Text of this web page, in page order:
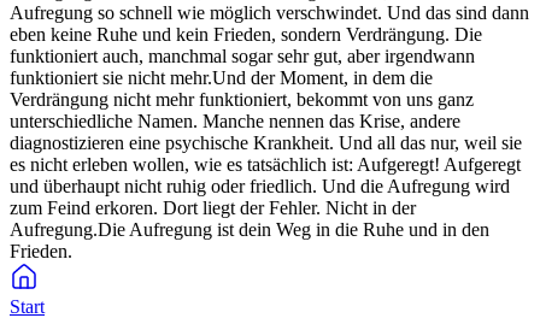
Aufregung so schnell wie möglich verschwindet. Und das sind dann
eben keine Ruhe und kein Frieden, sondern Verdrängung. Die
funktioniert auch, manchmal sogar sehr gut, aber irgendwann
funktioniert sie nicht mehr.Und der Moment, in dem die
Verdrängung nicht mehr funktioniert, bekommt von uns ganz
unterschiedliche Namen. Manche nennen das Krise, andere
diagnostizieren eine psychische Krankheit. Und all das nur, weil sie
es nicht erleben wollen, wie es tatsächlich ist: Aufgeregt! Aufgeregt
und überhaupt nicht ruhig oder friedlich. Und die Aufregung wird
zum Feind erkoren. Dort liegt der Fehler. Nicht in der
Aufregung.Die Aufregung ist dein Weg in die Ruhe und in den
Frieden.
Start